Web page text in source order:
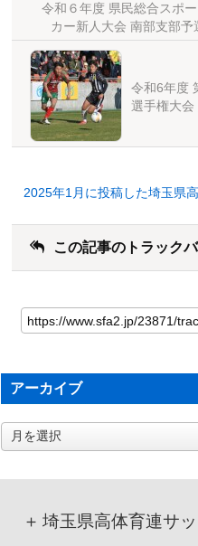
令和６年度 県民総合スポ
カー新人大会 南部支部
令和6年度
選手権大会
2025年1月に投稿した埼玉県
この記事のトラック
アーカイブ
ア
ー
埼玉県高体育連サ